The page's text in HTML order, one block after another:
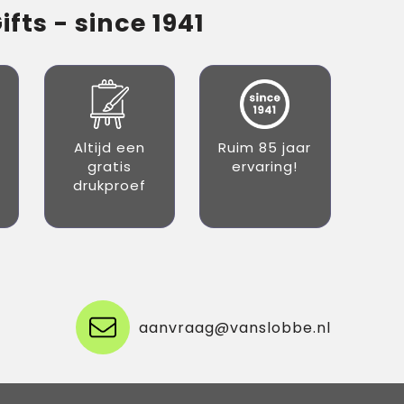
- since 1941
Altijd een
gratis
drukproef
Ruim 85 jaar
ervaring!
aanvraag@vanslobbe.nl